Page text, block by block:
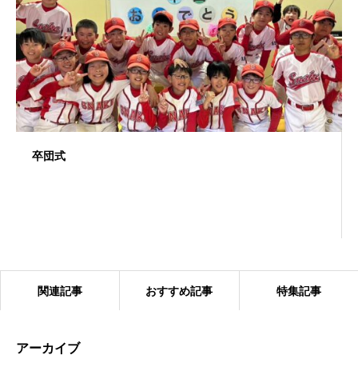
卒団式
関連記事 おすすめ記事 特集記事
アーカイブ